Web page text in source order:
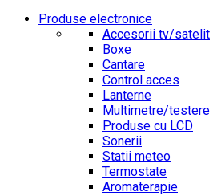
Produse electronice
Accesorii tv/satelit
Boxe
Cantare
Control acces
Lanterne
Multimetre/testere
Produse cu LCD
Sonerii
Statii meteo
Termostate
Aromaterapie